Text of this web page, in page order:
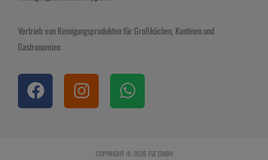
Vertrieb von Reinigungsprodukten für Großküchen, Kantinen und
Gastronomien
F
a
c
I
n
s
W
h
a
s
COPYRIGHT © 2026 FSE GMBH